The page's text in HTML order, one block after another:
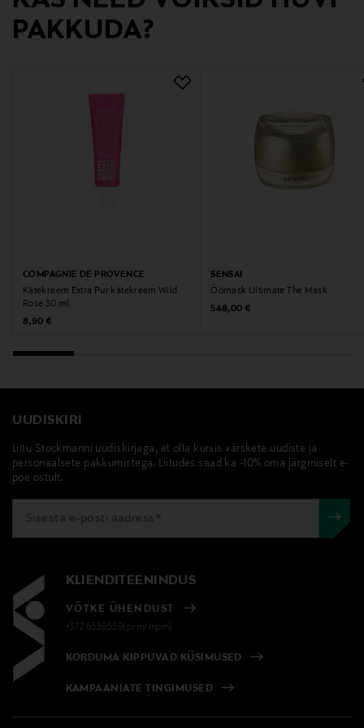
Märksõnad
PAKKUDA?
COMPAGNIE DE PROVENCE
Kätekreem Extra Pur kätekreem Wild
Rose 30 ml
Original Price
8,90 €
SENSAI
Öömask Ultimate The Mask
Original Price
548,00 €
UUDISKIRI
Liitu Stockmanni uudiskirjaga, et olla kursis värskete uudiste ja
personaalsete pakkumistega. Liitudes saad ka -10% oma järgmiselt e-
poe ostult.
KLIENDITEENINDUS
VÕTKE ÜHENDUST
+372 6339539(pvm/mpm)
KORDUMA KIPPUVAD KÜSIMUSED
KAMPAANIATE TINGIMUSED